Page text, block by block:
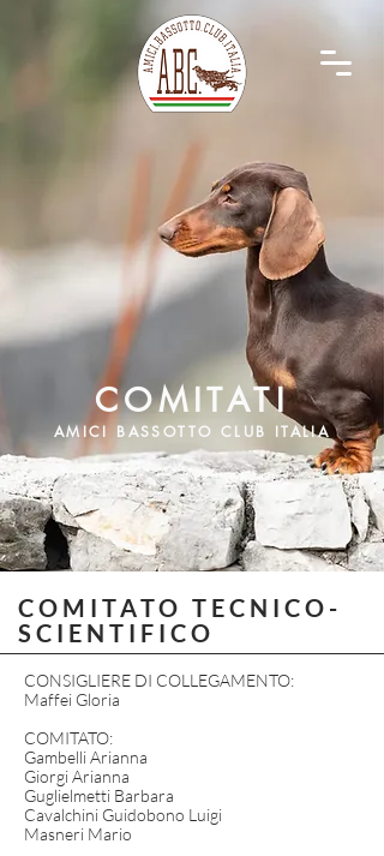
COMITATI
AMICI BASSOTTO CLUB ITALIA
COMITATO TECNICO-
SCIENTIFICO
CONSIGLIERE DI COLLEGAMENTO:
Maffei Gloria
COMITATO:
Gambelli Arianna
Giorgi Arianna
Guglielmetti Barbara
Cavalchini Guidobono Luigi
Masneri Mario